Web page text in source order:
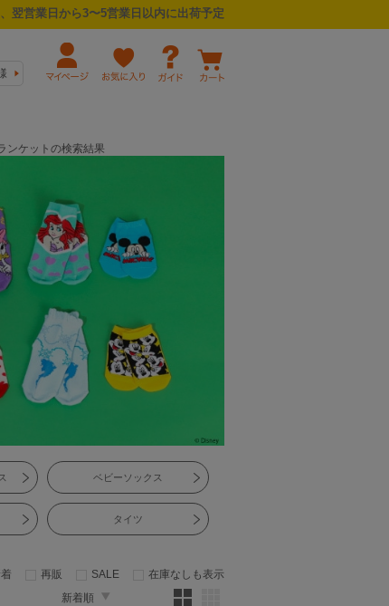
翌営業日から3〜5営業日以内に出荷予定
ンケットの検索結果
ベビーソックス
タイツ
着 再販 SALE
在庫なしも表示
新着順